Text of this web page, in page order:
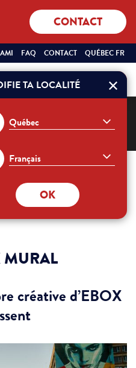
CONTACT
FAQ CONTACT
SÉLECTIONNEZ
VOTRE
PROVINCE
LANGUE
QUÉBEC
FRANÇAIS
QUÉBEC FR
TA LOCALITÉ
OK
Commander
MURAL
créative d’EBOX